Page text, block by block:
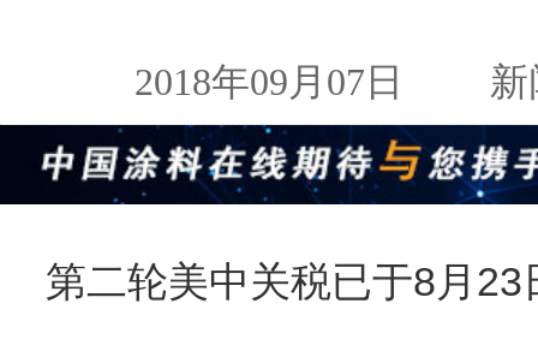
2018年09月07日 新
第二轮美中关税已于8月